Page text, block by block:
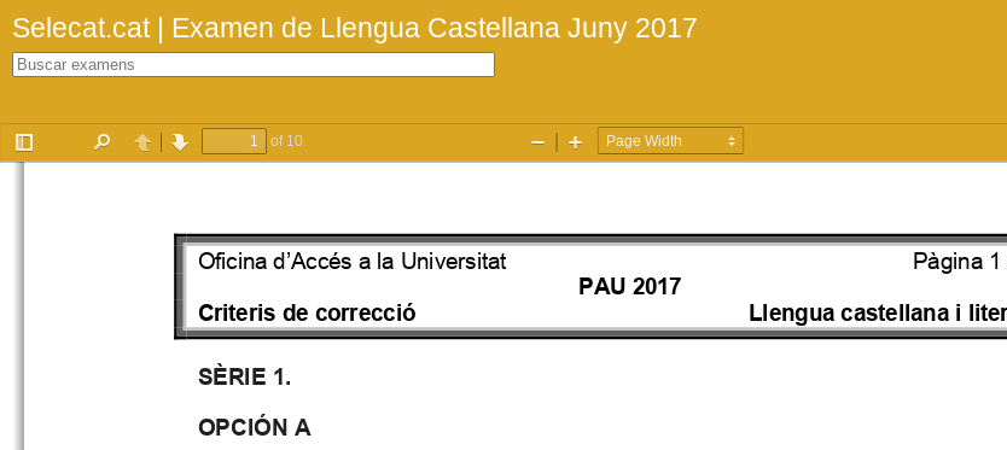
Selecat.cat | Examen de Llengua Castellana Juny 2017